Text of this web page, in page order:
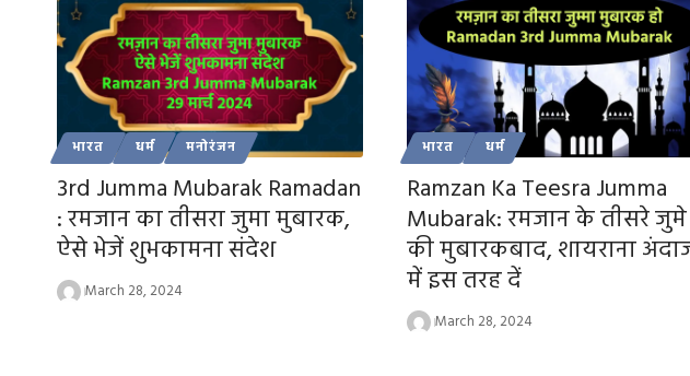
भारत धर्म मनोरंजन
3rd Jumma Mubarak Ramadan
: रमजान का तीसरा जुमा मुबारक,
ऐसे भेजें शुभकामना संदेश
March 28, 2024
भारत धर्म
Ramzan Ka Teesra Jumma
Mubarak: रमजान के तीसरे जुमे
की मुबारकबाद, शायराना
में इस तरह दें
March 28, 2024